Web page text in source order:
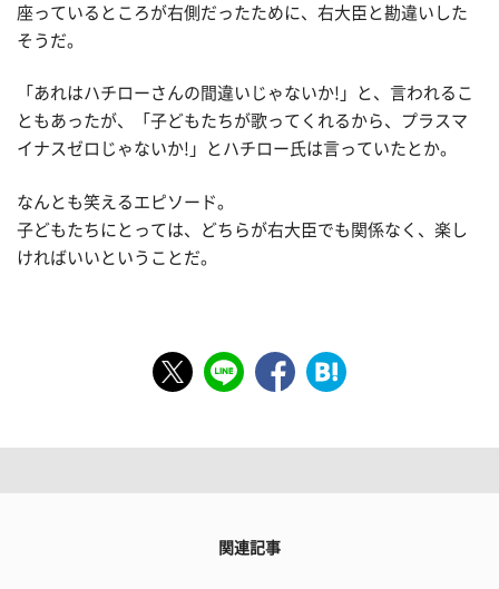
座っているところが右側だったために、右大臣と勘違いした
そうだ。
「あれはハチローさんの間違いじゃないか!」と、言われるこ
ともあったが、「子どもたちが歌ってくれるから、プラスマ
イナスゼロじゃないか!」とハチロー氏は言っていたとか。
なんとも笑えるエピソード。
子どもたちにとっては、どちらが右大臣でも関係なく、楽し
ければいいということだ。
関連記事